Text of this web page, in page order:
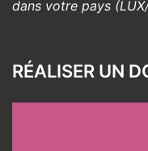
dans votre pays
RÉALISER UN